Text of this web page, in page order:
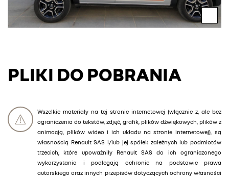
PLIKI DO POBRANIA
Wszelkie materiały na tej stronie internetowej (włącznie z, ale bez
ograniczenia do tekstów, zdjęć, grafik, plików dźwiękowych, plików z
animacją, plików wideo i ich układu na stronie internetowej), są
własnością Renault SAS i/lub jej spółek zależnych lub podmiotów
trzecich, które upoważniły Renault SAS do ich ograniczonego
wykorzystania i podlegają ochronie na podstawie prawa
autorskiego oraz innych przepisów dotyczących ochrony własności